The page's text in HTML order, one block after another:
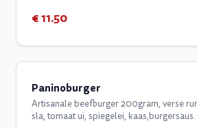
€ 11.50
Paninoburger
Artisanale beefburger 200gram, verse
sla, tomaat ui, spiegelei,